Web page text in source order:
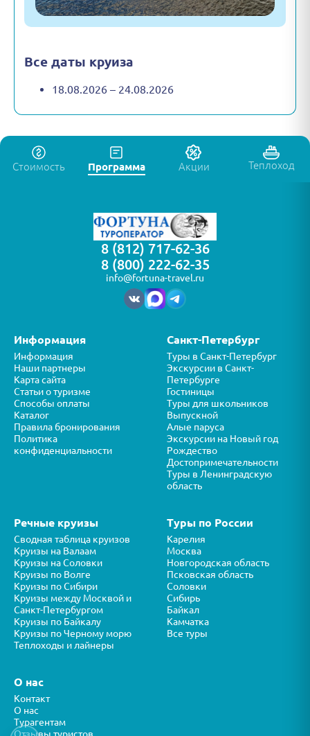
Все даты круиза
18.08.2026 – 24.08.2026
Стоимость Программа Акции Теплоход
8 (812) 717-62-36
8 (800) 222-62-35
info@fortuna-travel.ru
Информация
Информация
Наши партнеры
Карта сайта
Статьи о туризме
Способы оплаты
Каталог
Правила бронирования
Политика
конфиденциальности
Санкт-Петербург
Туры в Санкт-Петербург
Экскурсии в Санкт-
Петербурге
Гостиницы
Туры для школьников
Выпускной
Алые паруса
Экскурсии на Новый год
Рождество
Достопримечательности
Туры в Ленинградскую
область
Речные круизы
Сводная таблица круизов
Круизы на Валаам
Круизы на Соловки
Круизы по Волге
Круизы по Сибири
Круизы между Москвой и
Санкт-Петербургом
Круизы по Байкалу
Круизы по Черному морю
Теплоходы и лайнеры
Туры по России
Карелия
Москва
Новгородская область
Псковская область
Соловки
Сибирь
Байкал
Камчатка
Все туры
О нас
Контакт
О нас
Турагентам